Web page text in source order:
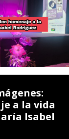
a la vida
Isabel